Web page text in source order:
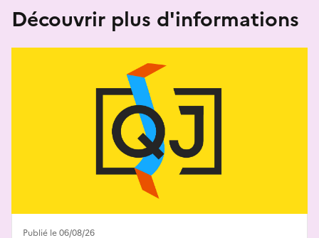
Découvrir plus d'informations
Publié le 06/08/26